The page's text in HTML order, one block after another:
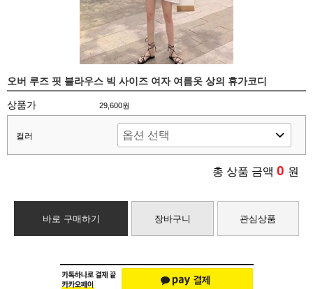
오버 루즈 핏 블라우스 빅 사이즈 여자 여름옷 상의 휴가코디
상품가 29,600원
컬러
총 상품 금액 0 원
바로 구매하기 장바구니 관심상품